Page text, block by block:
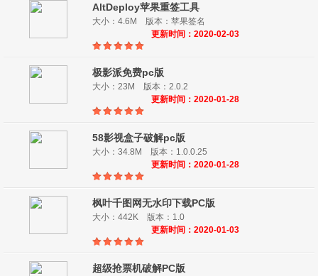
AltDeploy苹果重签工具
大小：4.6M 版本：苹果签名
更新时间：2020-02-03
极影派免费pc版
大小：23M 版本：2.0.2
更新时间：2020-01-28
58影视盒子破解pc版
大小：34.8M 版本：1.0.0.25
更新时间：2020-01-28
枫叶千图网无水印下载PC版
大小：442K 版本：1.0
更新时间：2020-01-03
超级抢票机破解PC版